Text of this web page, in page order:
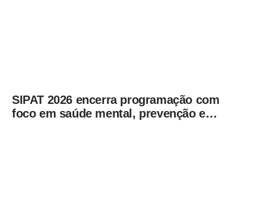
SIPAT 2026 encerra programação com
foco em saúde mental, prevenção e